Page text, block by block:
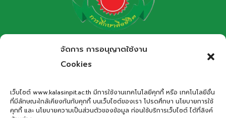
จัดการ การอนุญาตใช้งาน
Cookies
เว็บไซต์ www.kalasinpit.ac.th มีการใช้งานเทคโนโลยีคุกกี้ หรือ เทคโนโลยีอื่น
ที่มีลักษณะใกล้เคียงกันกับคุกกี้ บนเว็บไซต์ของเรา โปรดศึกษา นโยบายการใช้
คุกกี้ และ นโยบายความเป็นส่วนตัวของข้อมูล ก่อนใช้บริการเว็บไซต์ ได้ที่ลิงค์
โรงเรียนกาฬสินธุ์พิทยาสรรพ์
สำนักงานเขตพื้นที่การศึกษามัธยมศึกษากาฬสินธุ์
ที่อยู่: เลขที่ 66 ถนนอรรถเปศล ตำบลกาฬสินธุ์ อำเภอเมือง